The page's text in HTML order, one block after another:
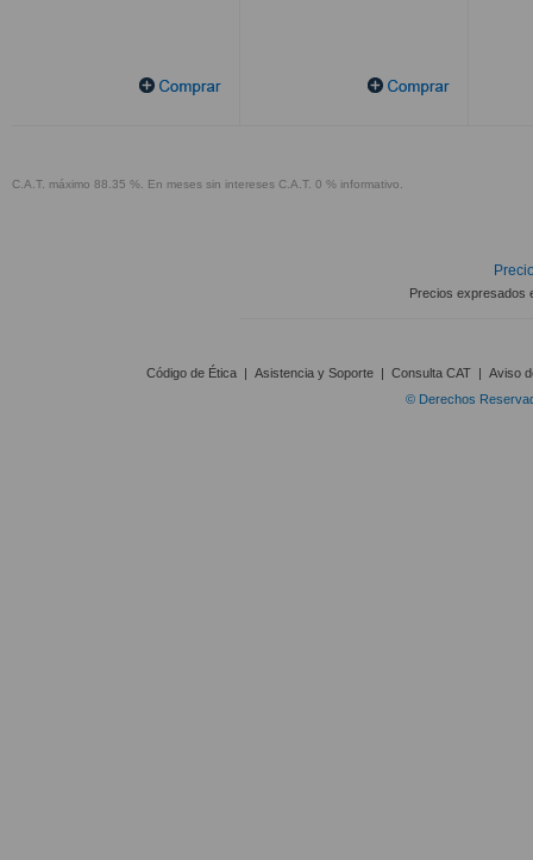
C.A.T. máximo 88.35 %. En meses sin intereses C.A.T. 0 % informativo.
Precios expresados
Código de Ética | Asistencia y Soporte | Consulta CAT | Aviso
© Derechos